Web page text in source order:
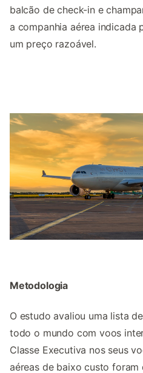
balcão de check-in e
a companhia aérea indicada
um preço razoável.
Metodologia
O estudo avaliou uma lista
todo o mundo com voos
Classe Executiva nos seus
aéreas de baixo custo